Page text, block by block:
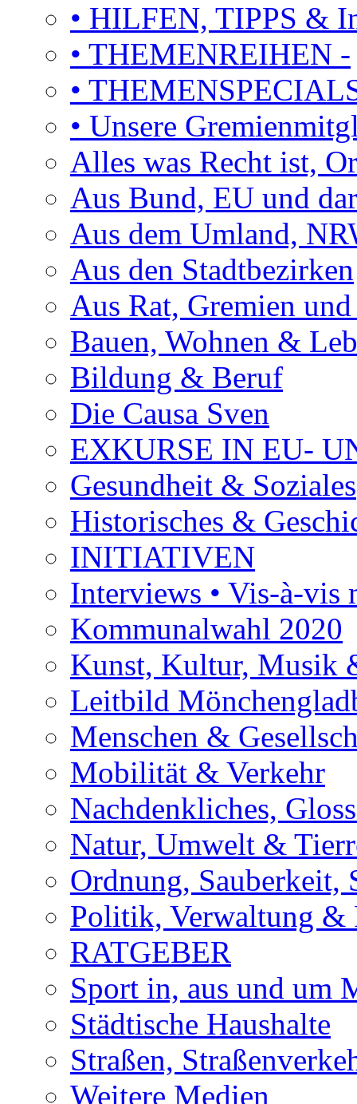
• HILFEN, TIPPS &
• THEMENREIHEN -
•
• Unsere
Alles was Recht ist,
Aus Bund, EU und
Aus dem Umland,
Aus den Stadtbezirken
Aus Rat, Gremien
Bauen, Wohnen &
Bildung & Beruf
Die Causa Sven
EXKURSE IN EU-
Gesundheit & Soziales
Historisches &
INITIATIVEN
Interviews • Vis-à-vis
Kommunalwahl 2020
Kunst, Kultur, Musik
Leitbild
Menschen &
Mobilität & Verkehr
Nachdenkliches,
Natur, Umwelt &
Ordnung,
Politik, Verwaltung &
RATGEBER
Sport in, aus und um
Städtische Haushalte
Straßen,
Weitere Medien